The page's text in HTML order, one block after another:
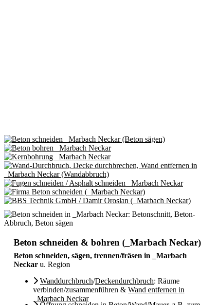
Beton schneiden & bohren (_Marbach Neckar)
Beton schneiden, sägen, trennen/fräsen in _Marbach
Neckar u. Region
Wanddurchbruch/Deckendurchbruch: Räume
verbinden/zusammenführen & Wand entfernen in
_Marbach Neckar